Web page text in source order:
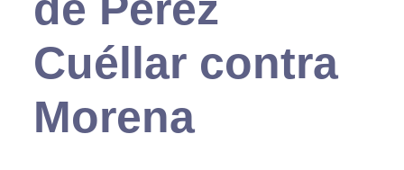
Cuéllar contra
Morena